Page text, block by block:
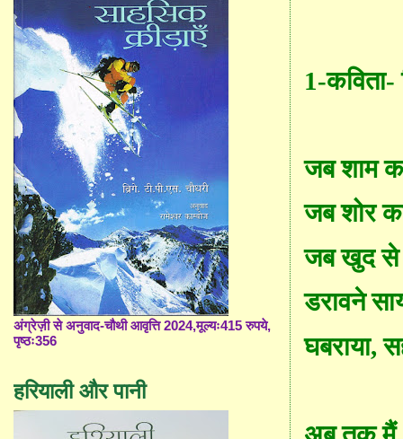
1-कविता-
जब शाम
जब शोर
जब खुद से
डरावने
घबराया,
अंग्रेज़ी से अनुवाद-चौथी आवृत्ति 2024,मूल्यः415 रुपये,
पृष्ठः356
हरियाली और पानी